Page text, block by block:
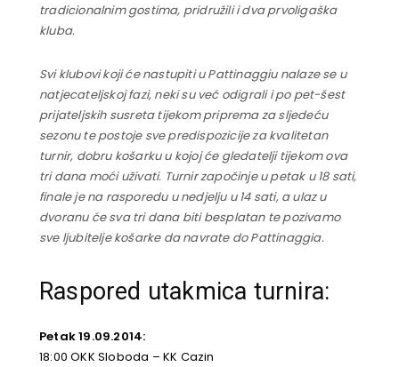
tradicionalnim gostima, pridružili i dva prvoligaška
kluba.
Svi klubovi koji će nastupiti u Pattinaggiu nalaze se u
natjecateljskoj fazi, neki su već odigrali i po pet-šest
prijateljskih susreta tijekom priprema za sljedeću
sezonu te postoje sve predispozicije za kvalitetan
turnir, dobru košarku u kojoj će gledatelji tijekom ova
tri dana moći uživati. Turnir započinje u petak u 18 sati,
finale je na rasporedu u nedjelju u 14 sati, a ulaz u
dvoranu će sva tri dana biti besplatan te pozivamo
sve ljubitelje košarke da navrate do Pattinaggia.
Raspored utakmica turnira:
Petak 19.09.2014:
18:00 OKK Sloboda – KK Cazin